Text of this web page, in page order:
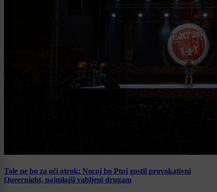
Tole ne bo za oči otrok: Nocoj bo Ptuj gostil provokativni
Queernight, najmlajši vabljeni drugam